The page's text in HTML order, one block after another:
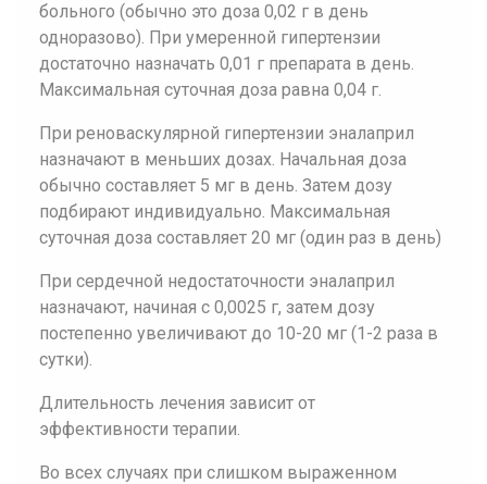
больного (обычно это доза 0,02 г в день
одноразово). При умеренной гипертензии
достаточно назначать 0,01 г препарата в день.
Максимальная суточная доза равна 0,04 г.
При реноваскулярной гипертензии эналаприл
назначают в меньших дозах. Начальная доза
обычно составляет 5 мг в день. Затем дозу
подбирают индивидуально. Максимальная
суточная доза составляет 20 мг (один раз в день)
При сердечной недостаточности эналаприл
назначают, начиная с 0,0025 г, затем дозу
постепенно увеличивают до 10-20 мг (1-2 раза в
сутки).
Длительность лечения зависит от
эффективности терапии.
Во всех случаях при слишком выраженном